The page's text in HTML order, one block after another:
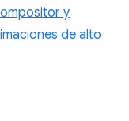
y
de alto